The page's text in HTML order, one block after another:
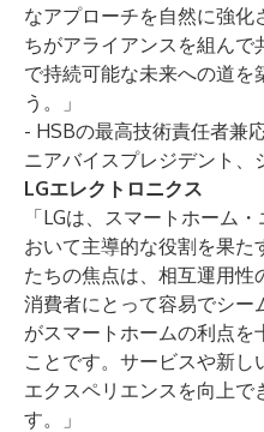
なアプローチを自然に強化
ちがアライアンスを組んで
で持続可能な未来への道を
う。」
- HSBの最高技術責任者兼
ニアバイスプレジデント、
LGエレクトロニクス
「LGは、スマートホーム
おいて主導的な役割を果
たちの焦点は、相互運用
消費者にとって容易でシー
がスマートホームの利点を
ことです。サービスや新
エクスペリエンスを向上で
す。」